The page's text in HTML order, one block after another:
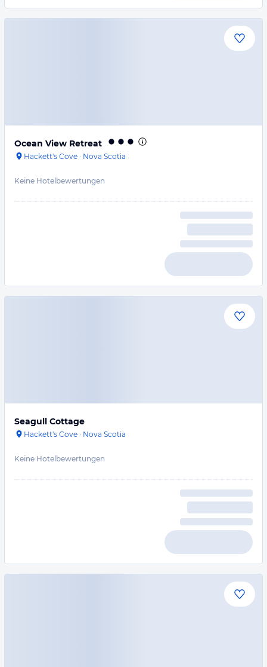
Ocean View Retreat
Hackett's Cove · Nova Scotia
Keine Hotelbewertungen
Seagull Cottage
Hackett's Cove · Nova Scotia
Keine Hotelbewertungen